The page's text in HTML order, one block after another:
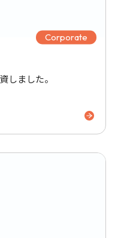
Corporate
しました。